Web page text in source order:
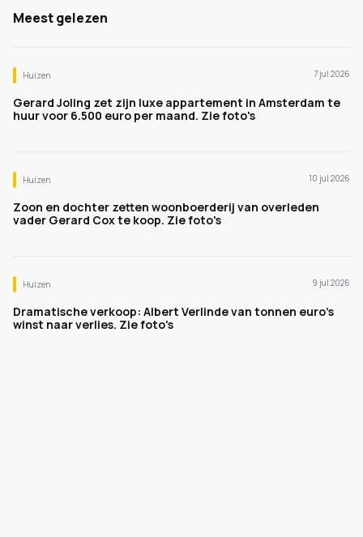
Meest gelezen
Huizen 7 jul 2026
Gerard Joling zet zijn luxe appartement in Amsterdam te
huur voor 6.500 euro per maand. Zie foto's
Huizen 10 jul 2026
Zoon en dochter zetten woonboerderij van overleden
vader Gerard Cox te koop. Zie foto's
Huizen 9 jul 2026
Dramatische verkoop: Albert Verlinde van tonnen euro's
winst naar verlies. Zie foto's